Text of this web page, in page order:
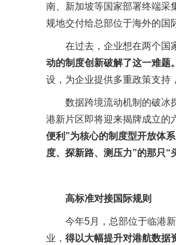
南、新加坡等国家部署终端采
规地交付给总部位于海外的国
在过去，企业想在两个国
动的制度创新破解了这一难题。
设，为企业提供多重政策支持
数据跨境流动机制的破冰
港新片区即将迎来揭牌成立的
便利”为核心的制度型开放体
度、探新路、测压力”的那只“
高标准对接国际规则
今年5月，总部位于临港
业， 得以大幅提升对港航数据